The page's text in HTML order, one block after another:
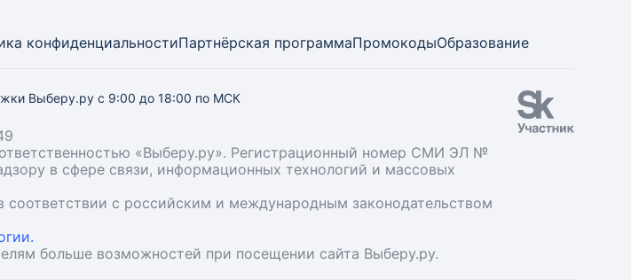
конфиденциальностиПартнёрская программаПромокодыОбразование
Выберу.ру с 9:00 до 18:00 по МСК
«Выберу.ру». Регистрационный номер СМИ ЭЛ №
в сфере связи, информационных технологий и массовых
с российским и международным законодательством
больше возможностей при посещении сайта Выберу.ру.